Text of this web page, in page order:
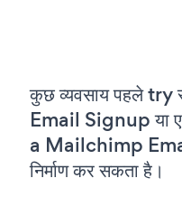
कुछ व्यवसाय पहले
Email Signup या
a Mailchimp
निर्माण कर सकता है।